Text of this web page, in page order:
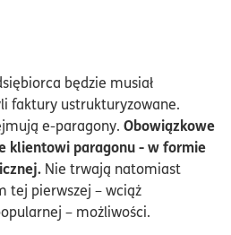
będzie musiał
faktury ustrukturyzowane.
e-paragony. Obowiązkowe
klientowi paragonu - w formie
Nie trwają natomiast
tej pierwszej – wciąż
– możliwości.